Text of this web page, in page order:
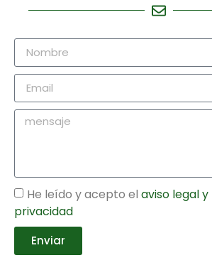
He leído y acepto el aviso legal y
privacidad
Enviar